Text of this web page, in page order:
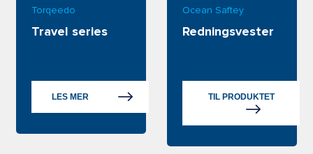
Torqeedo
Travel series
LES MER
Ocean Saftey
Redningsvester
TIL PRODUKTET